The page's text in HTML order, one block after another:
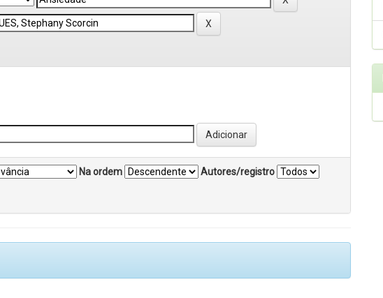
Na ordem Autores/registro